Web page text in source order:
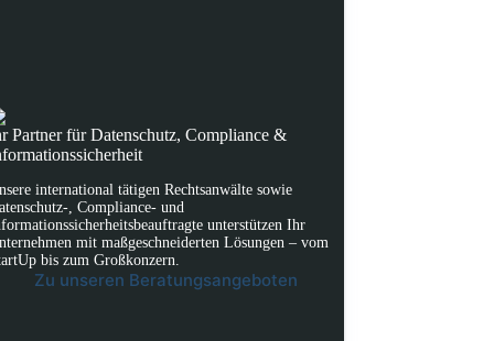
Partner für Datenschutz, Compliance &
international tätigen Rechtsanwälte sowie
, Compliance- und
unterstützen Ihr
mit maßgeschneiderten Lösungen – vom
bis zum Großkonzern.
Zu unseren Beratungsangeboten